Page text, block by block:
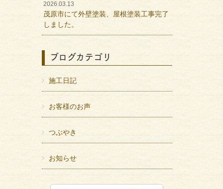
2026.03.13
茂原市にて外壁塗装、屋根塗装工事完了
しました。
ブログカテゴリ
施工日記
お客様のお声
つぶやき
お知らせ